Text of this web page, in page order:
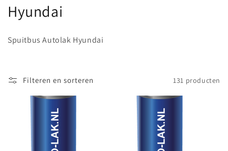
C
e
Hyundai
Spuitbus Autolak Hyundai
Filteren en sorteren 131 producten